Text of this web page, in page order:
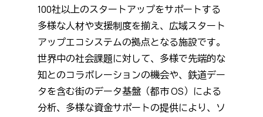
100社以上のスタートアップをサポートする
多様な人材や支援制度を揃え、広域スタート
アップエコシステムの拠点となる施設です。
世界中の社会課題に対して、多様で先端的な
知とのコラボレーションの機会や、鉄道デー
タを含む街のデータ基盤（都市 OS）による
分析、多様な資金サポートの提供により、ソ